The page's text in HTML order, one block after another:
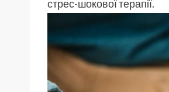
стрес-шокової терапії.